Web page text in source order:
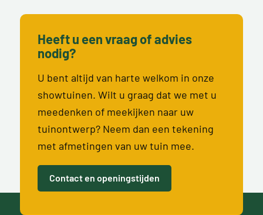
Heeft u een vraag of advies
nodig?
U bent altijd van harte welkom in onze
showtuinen. Wilt u graag dat we met u
meedenken of meekijken naar uw
tuinontwerp? Neem dan een tekening
met afmetingen van uw tuin mee.
Contact en openingstijden